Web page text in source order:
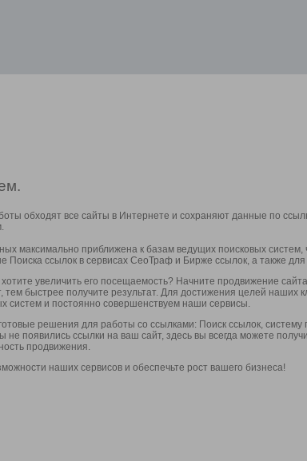
обходят все сайты в Интернете и сохраняют данные по
максимально приближена к базам ведущих поисковых
Поиска ссылок в сервисах СеоТраф и Бирже ссылок, а также для
увеличить его посещаемость? Начните продвижение
тем быстрее получите результат. Для достижения целей наших
систем и постоянно совершенствуем наши сервисы.
решения для работы со ссылками: Поиск ссылок,
не появились ссылки на ваш сайт, здесь вы всегда можете
продвижения.
наших сервисов и обеспечьте рост вашего бизнеса!